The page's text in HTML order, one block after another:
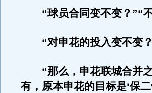
“球员合同变不变？”“
“对申花的投入变不变？
“那么，申花联城合并之
有，原本申花的目标是‘保